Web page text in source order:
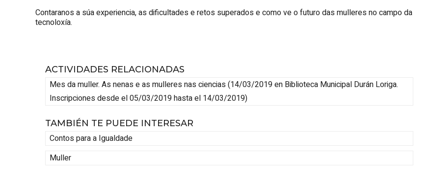
Contaranos a súa experiencia, as dificultades e retos superados e como ve o futuro das mulleres no campo da
tecnoloxía.
ACTIVIDADES RELACIONADAS
Mes da muller. As nenas e as mulleres nas ciencias (14/03/2019en Biblioteca Municipal Durán Loriga.
Inscripciones desde el 05/03/2019 hasta el 14/03/2019)
TAMBIÉN TE PUEDE INTERESAR
Contos para a Igualdade
Muller